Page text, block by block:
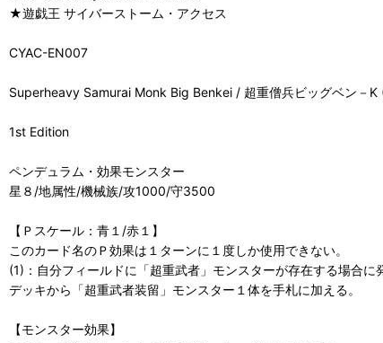
★遊戯王 サイバーストーム・アクセス
CYAC-EN007
Superheavy Samurai Monk Big Benkei / 超重僧兵ビッグベン－K
1st Edition
ペンデュラム・効果モンスター
星８/地属性/機械族/攻1000/守3500
【Ｐスケール：青１/赤１】
このカード名のＰ効果は１ターンに１度しか使用できない。
(1)：自分フィールドに「超重武者」モンスターが存在する場合に
デッキから「超重武者装留」モンスター１体を手札に加える。
【モンスター効果】